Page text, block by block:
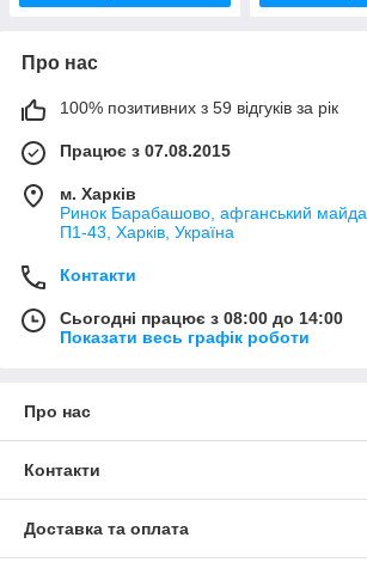
Про нас
100% позитивних з 59 відгуків за рік
Працює з 07.08.2015
м. Харків
Ринок Барабашово, афганський
П1-43, Харків, Україна
Контакти
Сьогодні працює з 08:00 до 14:00
Показати весь графік роботи
Про нас
Контакти
Доставка та оплата